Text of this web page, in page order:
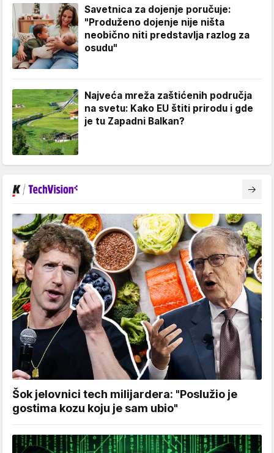
Savetnica za dojenje poručuje:
"Produženo dojenje nije ništa
neobično niti predstavlja razlog za
osudu"
Najveća mreža zaštićenih područja
na svetu: Kako EU štiti prirodu i gde
je tu Zapadni Balkan?
Šok jelovnici tech milijardera: "Poslužio je
gostima kozu koju je sam ubio"